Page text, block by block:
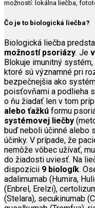
možností: lokálna liečba,
Čo je to biologická liečba?
Biologická liečba
možností psoriázy. Je
Blokuje imunitný
ktoré sú významné pri
bezpečnejšia ako
poisťovňami a podlieha
o ňu žiadať len v tom
alebo ťažkú formu
systémovej liečby
buď neboli účinné alebo
účinky. V prípade, že
nemôže vôbec užívať,
do žiadosti uviesť. Na
dispozícii 9 biologík.
adalimumab (Humira,
(Enbrel, Erelzi),
(Stelara), secukinumab